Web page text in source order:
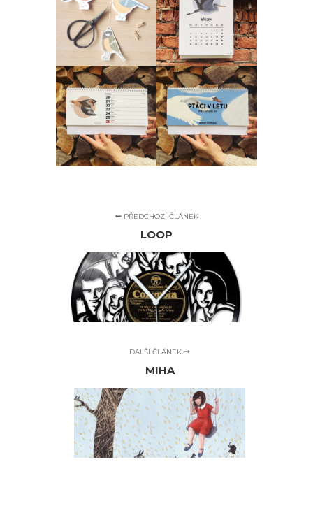
PŘEDCHOZÍ ČLÁNEK
LOOP
DALŠÍ ČLÁNEK
MIHA